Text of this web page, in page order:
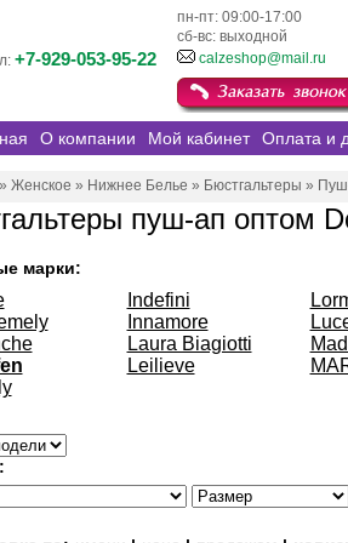
пн-пт: 09:00-17:00
сб-вс: выходной
+7-929-053-95-22 calzeshop@mail.ru
О компании Мой кабинет Оплата и
» Женское » Нижнее Белье » Бюстгальтеры »
пуш-ап оптом
марки:
Indefini
Innamore
Laura Biagiotti
Leilieve